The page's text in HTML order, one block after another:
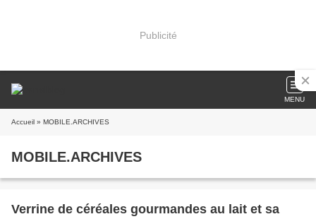
Publicité
MENU
Accueil » MOBILE.ARCHIVES
MOBILE.ARCHIVES
Verrine de céréales gourmandes au lait et sa